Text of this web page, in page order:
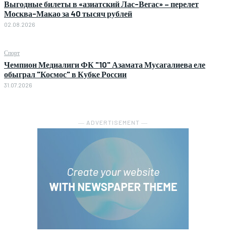
Выгодные билеты в «азиатский Лас-Вегас» – перелет
Москва-Макао за 40 тысяч рублей
02.08.2026
Спорт
Чемпион Медиалиги ФК "10" Азамата Мусагалиева еле
обыграл "Космос" в Кубке России
31.07.2026
― ADVERTISEMENT ―